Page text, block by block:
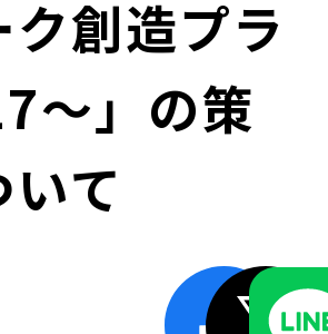
ク創造プラ
～」の策
て